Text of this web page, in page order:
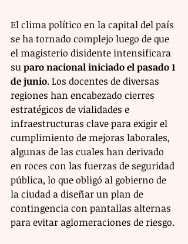
El clima político en la capital del país
se ha tornado complejo luego de que
el magisterio disidente intensificara
su paro nacional iniciado el pasado 1
de junio. Los docentes de diversas
regiones han encabezado cierres
estratégicos de vialidades e
infraestructuras clave para exigir el
cumplimiento de mejoras laborales,
algunas de las cuales han derivado
en roces con las fuerzas de seguridad
pública, lo que obligó al gobierno de
la ciudad a diseñar un plan de
contingencia con pantallas alternas
para evitar aglomeraciones de riesgo.